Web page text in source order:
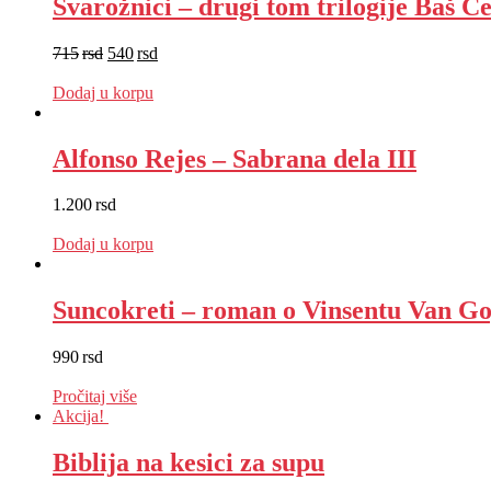
Svarožnici – drugi tom trilogije Baš
715rsd 540rsd
Dodaj u korpu
Alfonso Rejes – Sabrana dela III
1.200rsd
Dodaj u korpu
Suncokreti – roman o Vinsentu Van
990rsd
Pročitaj više
Akcija!
Biblija na kesici za supu